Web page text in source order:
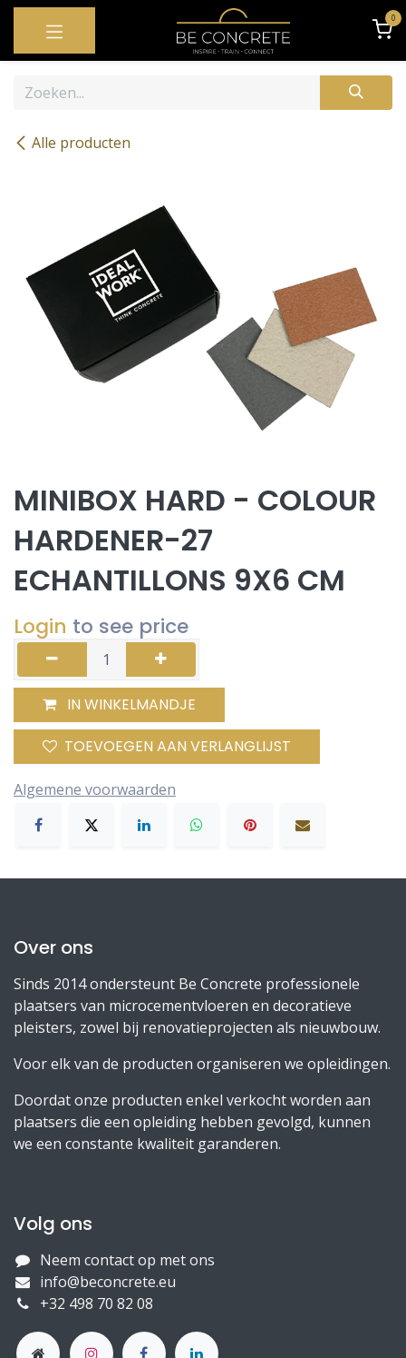
OVERSLAAN NAAR INHOUD 0
Alle producten
MINIBOX HARD - COLOUR
HARDENER-27
ECHANTILLONS 9X6 CM
Login to see price
IN WINKELMANDJE
TOEVOEGEN AAN VERLANGLIJST
Algemene voorwaarden
Over ons
Sinds 2014 ondersteunt Be Concrete professionele
plaatsers van microcementvloeren en decoratieve
pleisters, zowel bij renovatieprojecten als nieuwbouw.
Voor elk van de producten organiseren we opleidingen.
Doordat onze producten enkel verkocht worden aan
plaatsers die een opleiding hebben gevolgd, kunnen
we een constante kwaliteit garanderen.
Volg ons
Neem contact op met ons
info@beconcrete.eu
+32 498 70 82 08